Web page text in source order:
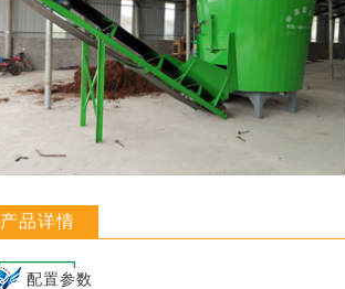
产品详情
配置参数